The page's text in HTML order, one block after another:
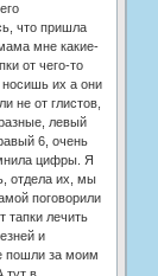
что пришла
мне какие-
от чего-то
носишь их а они
не от глистов,
левый
6, очень
цифры. Я
отдела их, мы
поговорили
тапки лечить
и
пошли за моим